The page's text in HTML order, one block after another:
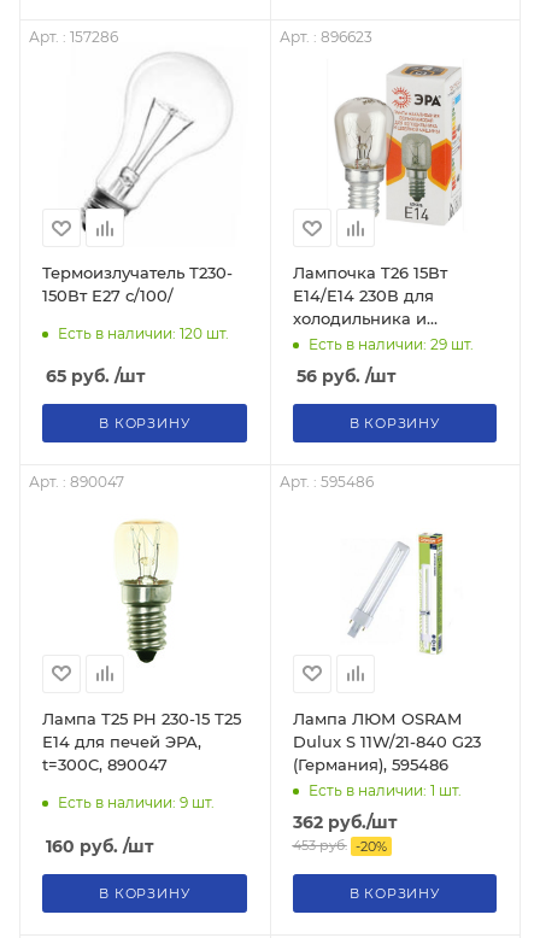
Арт. : 157286
Термоизлучатель Т230-
150Вт Е27 с/100/
Есть в наличии: 120 шт.
65 руб. /шт
В КОРЗИНУ
Арт. : 896623
Лампочка T26 15Вт
Е14/E14 230В для
холодильника и
швейной машины КНР
ЭРА Б0066403, 896623
Есть в наличии: 29шт.
56руб. /шт
В КОРЗИНУ
Арт. : 890047
Лампа Т25 РН 230-15 Т25
Е14 для печей ЭРА,
t=300C, 890047
Есть в наличии: 9 шт.
160 руб. /шт
В КОРЗИНУ
Арт. : 595486
Лампа ЛЮМ OSRAM
Dulux S 11W/21-840 G23
(Германия), 595486
Есть в наличии: 1 шт.
362руб./шт
453руб. -20%
В КОРЗИНУ